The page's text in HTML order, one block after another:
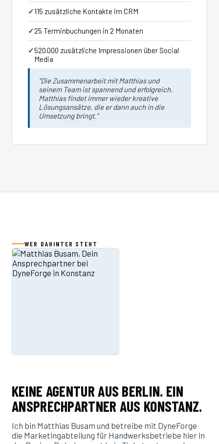
115 zusätzliche Kontakte im CRM
25 Terminbuchungen in 2 Monaten
520.000 zusätzliche Impressionen über Social
Media
"Die Zusammenarbeit mit Matthias und
seinem Team ist spannend und erfolgreich.
Matthias findet immer wieder kreative
Lösungsansätze, die er dann auch in die
Umsetzung bringt."
WER DAHINTER STEHT
KEINE AGENTUR AUS BERLIN. EIN
ANSPRECHPARTNER AUS KONSTANZ.
Ich bin Matthias Busam und betreibe mit DyneForge
die Marketingabteilung für Handwerksbetriebe hier in